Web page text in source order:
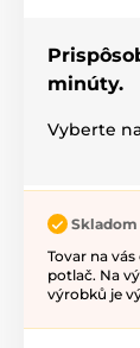
minúty.
Vyberte
Skladom
Tovar na
potlač. Na
výrobků je